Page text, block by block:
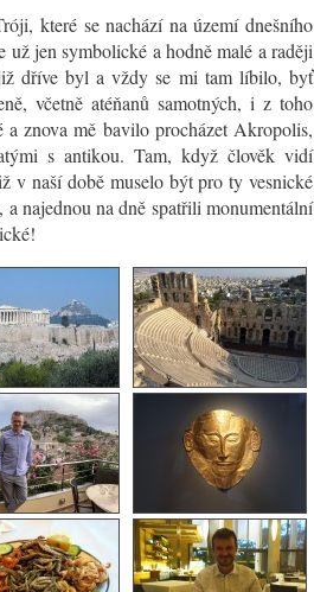
které se nachází na území dnešního
už jen symbolické a hodně malé a raději
dříve byl a vždy se mi tam líbilo, byť
včetně atéňanů samotných, i z toho
a znova mě bavilo procházet Akropolis,
s antikou. Tam, když člověk vidí
v naší době muselo být pro ty vesnické
najednou na dně spatřili monumentální